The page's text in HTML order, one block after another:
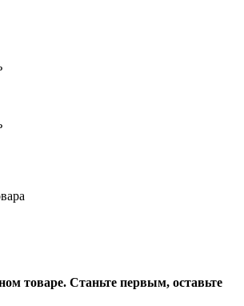
товаре. Станьте первым, оставьте